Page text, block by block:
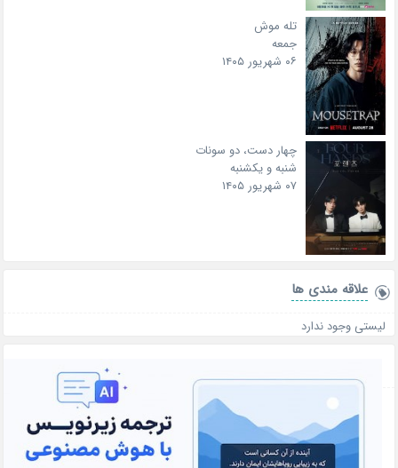
تله موش
جمعه
۰۶ شهریور ۱۴۰۵
چهار دست، دو سونات
شنبه و یکشنبه
۰۷ شهریور ۱۴۰۵
علاقه‌ مندی ها
لیستی وجود ندارد